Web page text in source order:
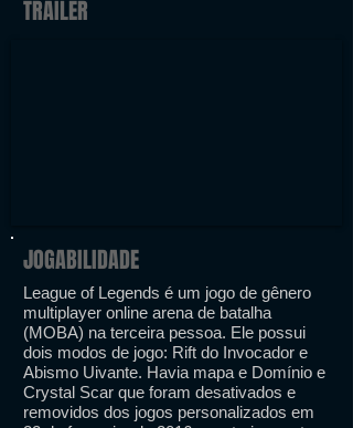
TRAILER
JOGABILIDADE
League of Legends é um jogo de gênero
multiplayer online arena de batalha
(MOBA) na terceira pessoa. Ele possui
dois modos de jogo: Rift do Invocador e
Abismo Uivante. Havia mapa e Domínio e
Crystal Scar que foram desativados e
removidos dos jogos personalizados em